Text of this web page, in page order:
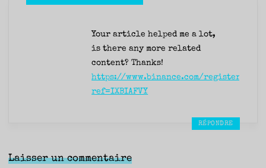
Your article helped me a lot,
is there any more related
content? Thanks!
https://www.binance.com/register?
ref=IXBIAFVY
RÉPONDRE
Laisser un commentaire